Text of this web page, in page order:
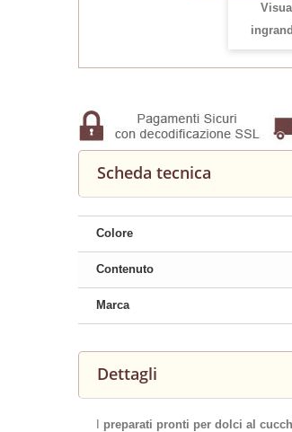
Scheda tecnica
Colore
Contenuto
Marca
Dettagli
preparati pronti per dolci al